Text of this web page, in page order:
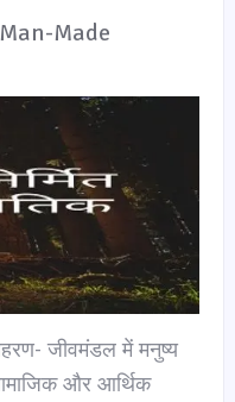
(Man-Made
जीवमंडल में मनुष्य
और आर्थिक